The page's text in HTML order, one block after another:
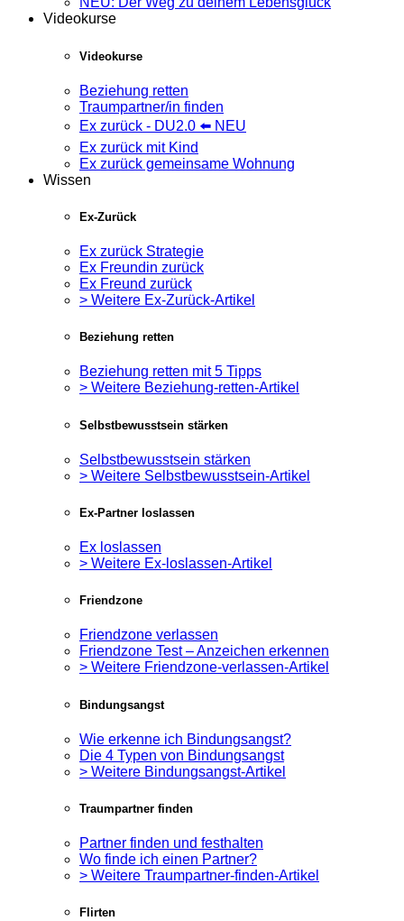
Videokurse
Videokurse
Beziehung retten
Traumpartner/in finden
Ex zurück - DU2.0 ⬅️ NEU
Ex zurück mit Kind
Ex zurück gemeinsame Wohnung
Wissen
Ex-Zurück
Ex zurück Strategie
Ex Freundin zurück
Ex Freund zurück
> Weitere Ex-Zurück-Artikel
Beziehung retten
Beziehung retten mit 5 Tipps
> Weitere Beziehung-retten-Artikel
Selbstbewusstsein stärken
Selbstbewusstsein stärken
> Weitere Selbstbewusstsein-Artikel
Ex-Partner loslassen
Ex loslassen
> Weitere Ex-loslassen-Artikel
Friendzone
Friendzone verlassen
Friendzone Test – Anzeichen erkennen
> Weitere Friendzone-verlassen-Artikel
Bindungsangst
Wie erkenne ich Bindungsangst?
Die 4 Typen von Bindungsangst
> Weitere Bindungsangst-Artikel
Traumpartner finden
Partner finden und festhalten
Wo finde ich einen Partner?
> Weitere Traumpartner-finden-Artikel
Flirten